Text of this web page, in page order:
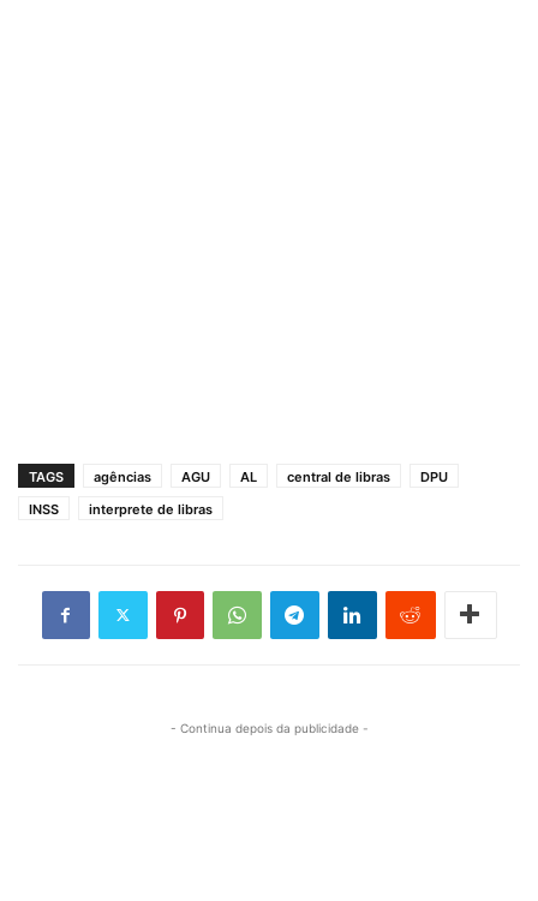
TAGS agências AGU AL central de libras
DPU
INSS
interprete de libras
- Continua depois da publicidade -